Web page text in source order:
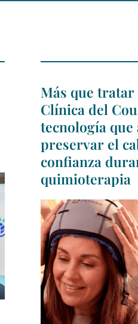
Más que tratar
Clínica del
tecnología que
preservar el
confianza
quimioterapia